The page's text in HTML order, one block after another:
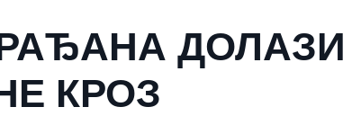
ДОЛАЗИ
КРОЗ